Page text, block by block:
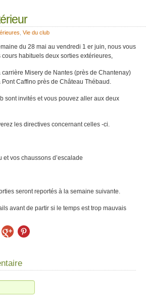
Vie du club
du 28 mai au vendredi 1 er juin, nous vous
habituels deux sorties extérieures,
carrière Misery de Nantes (près de Chantenay)
Pont Caffino près de Château Thébaud.
sont invités et vous pouvez aller aux deux
les directives concernant celles -ci.
et vos chaussons d’escalade
seront reportés à la semaine suivante.
avant de partir si le temps est trop mauvais